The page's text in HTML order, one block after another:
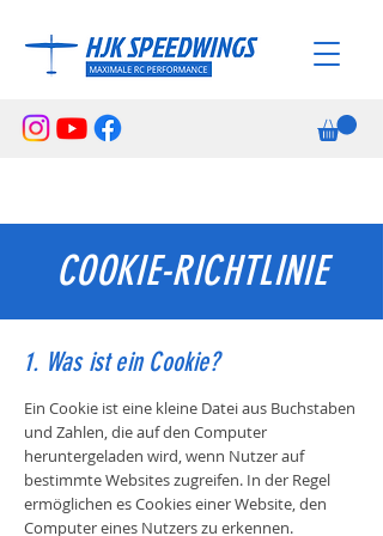
COOKIE-RICHTLINIE
1. Was ist ein Cookie?
Ein Cookie ist eine kleine Datei aus Buchstaben
und Zahlen, die auf den Computer
heruntergeladen wird, wenn Nutzer auf
bestimmte Websites zugreifen. In der Regel
ermöglichen es Cookies einer Website, den
Computer eines Nutzers zu erkennen.